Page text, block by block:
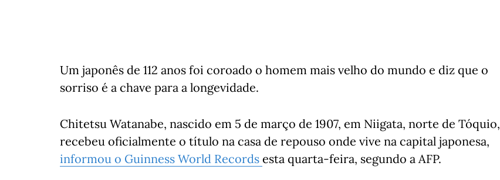
Um japonês de 112 anos foi coroado o homem mais velho do mundo e diz que o
sorriso é a chave para a longevidade.
Chitetsu Watanabe, nascido em 5 de março de 1907, em Niigata, norte de Tóquio,
recebeu oficialmente o título na casa de repouso onde vive na capital japonesa,
informou o Guinness World Records esta quarta-feira, segundo a AFP.